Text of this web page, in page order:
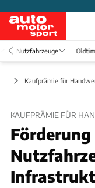
Nutzfahrzeuge
Kaufprämie für
KAUFPRÄMIE FÜR